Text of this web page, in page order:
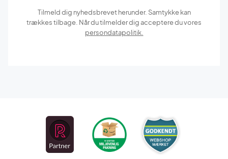
Tilmeld dig nyhedsbrevet herunder. Samtykke kan
trækkes tilbage. Når du tilmelder dig acceptere du vores
persondatapolitik.